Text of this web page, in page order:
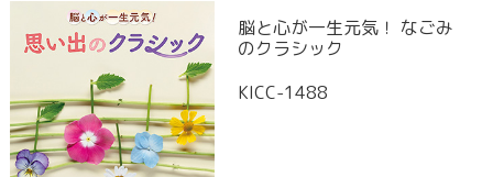
脳と心が一生元気！ なごみ
のクラシック
KICC-1488